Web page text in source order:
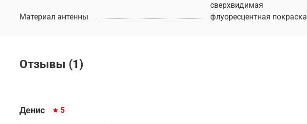
Материал антенны
сверхвидимая
флуоресцентная покраска
Отзывы (1)
Денис 5